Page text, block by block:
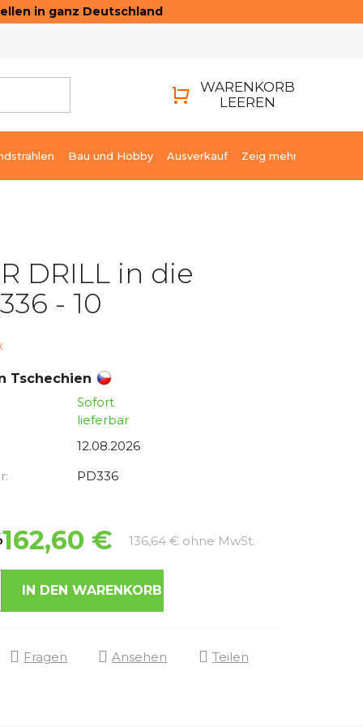
in ganz Deutschland
WARENKORB
LEEREN
Bau und Hobby Ausverkauf Zeig mehr
DRILL in die
- 10
Tschechien
Sofort
lieferbar
12.08.2026
PD336
162,60 € 136,64 € ohne MwSt.
IN DEN WARENKORB
Fragen Ansehen Teilen